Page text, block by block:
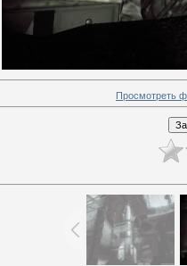
Просмотреть